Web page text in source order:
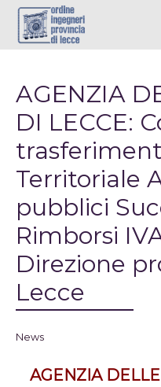
AGENZIA
DI LECCE:
Territoriale
pubblici
Rimborsi
Direzione
Lecce
News
AGENZIA